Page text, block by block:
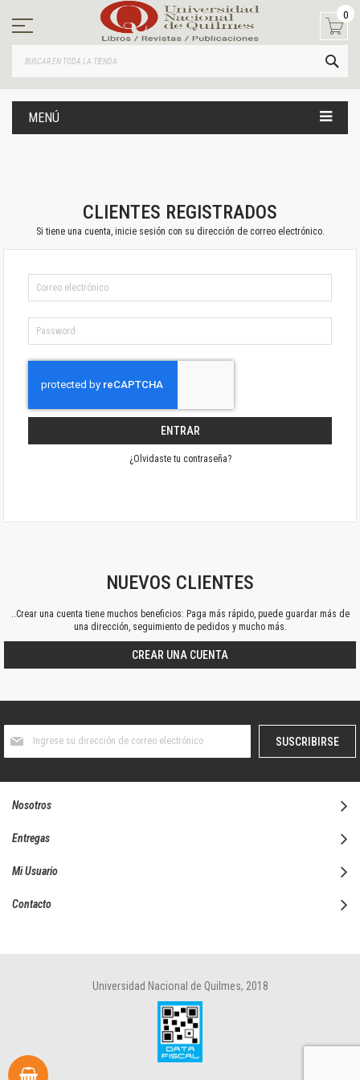
contenido
0
MENÚ
CLIENTES REGISTRADOS
Si tiene una cuenta, inicie sesión con su dirección de correo electrónico.
ENTRAR
¿Olvidaste tu contraseña?
NUEVOS CLIENTES
..Crear una cuenta tiene muchos beneficios: Paga más rápido, puede guardar más de
una dirección, seguimiento de pedidos y mucho más.
CREAR UNA CUENTA
boletín
SUSCRIBIRSE
Nosotros
Entregas
Mi Usuario
Contacto
Universidad Nacional de Quilmes, 2018